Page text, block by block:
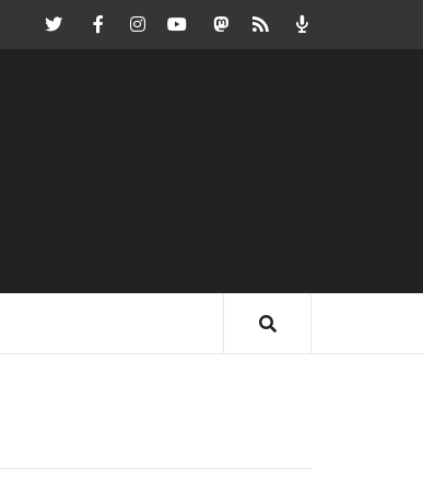
TwitterFacebookInstagramYoutubeMastodon.eus
RSS Podcast